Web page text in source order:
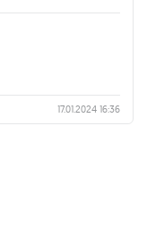
17.01.2024 16:36